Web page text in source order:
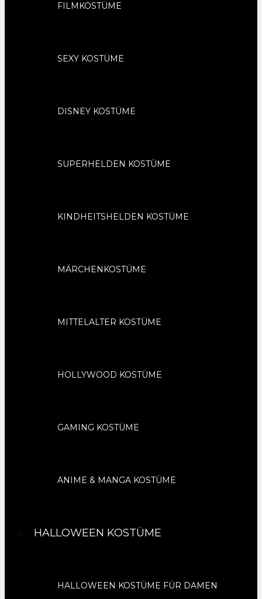
FILMKOSTÜME
SEXY KOSTÜME
DISNEY KOSTÜME
SUPERHELDEN KOSTÜME
KINDHEITSHELDEN KOSTÜME
MÄRCHENKOSTÜME
MITTELALTER KOSTÜME
HOLLYWOOD KOSTÜME
GAMING KOSTÜME
ANIME & MANGA KOSTÜME
HALLOWEEN KOSTÜME
HALLOWEEN KOSTÜME FÜR DAMEN